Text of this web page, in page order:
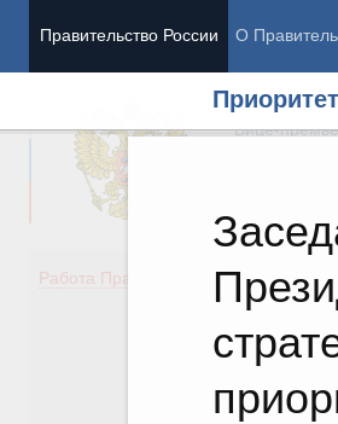
Правительство России О
Вице-
Работа Правительства